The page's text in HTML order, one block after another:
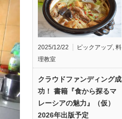
2025/12/22 ピックアップ, 料
理教室
クラウドファンディング成
功！ 書籍『食から探るマ
レーシアの魅力』（仮）
2026年出版予定